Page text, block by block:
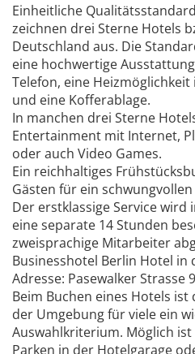
Einheitliche
zeichnen drei Sterne Hotels
Deutschland aus. Die
eine hochwertige
Telefon, eine Heizmöglichkeit
und eine Kofferablage.
In manchen drei Sterne
Entertainment mit Internet,
oder auch Video Games.
Ein reichhaltiges
Gästen für ein
Der erstklassige Service wird
eine separate 14 Stunden
zweisprachige Mitarbeiter
Businesshotel Berlin Hotel in
Adresse: Pasewalker Strasse
Beim Buchen eines Hotels
der Umgebung für viele ein
Auswahlkriterium. Möglich
Parken in der Hotelgarage